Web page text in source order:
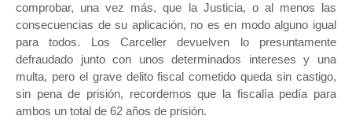
comprobar, una vez más, que la Justicia, o al menos las
consecuencias de su aplicación, no es en modo alguno igual
para todos. Los Carceller devuelven lo presuntamente
defraudado junto con unos determinados intereses y una
multa, pero el grave delito fiscal cometido queda sin castigo,
sin pena de prisión, recordemos que la fiscalía pedía para
ambos un total de 62 años de prisión.